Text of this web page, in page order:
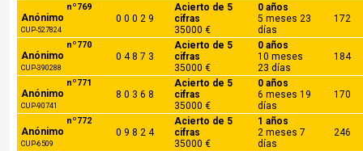
nº769
Anónimo
CUP-527824
0 0 0 2 9
Acierto de 5
cifras
35000 €
0 años
5 meses 23
días
172
nº770
Anónimo
CUP-390288
0 4 8 7 3
Acierto de 5
cifras
35000 €
0 años
10 meses
23 días
184
nº771
Anónimo
CUP-90741
8 0 3 6 8
Acierto de 5
cifras
35000 €
0 años
6 meses 19
días
170
nº772
Anónimo
CUP-6509
0 9 8 2 4
Acierto de 5
cifras
35000 €
1 años
2 meses 7
días
246